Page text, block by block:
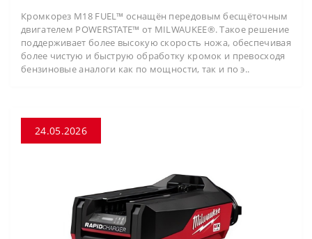
Кромкорез M18 FUEL™ оснащён передовым бесщёточным
двигателем POWERSTATE™ от MILWAUKEE®. Такое решение
поддерживает более высокую скорость ножа, обеспечивая
более чистую и быструю обработку кромок и превосходя
бензиновые аналоги как по мощности, так и по э..
24.05.2026